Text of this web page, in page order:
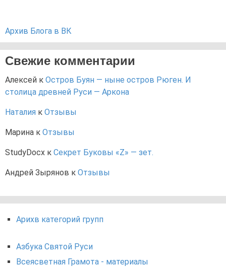
Архив Блога в ВК
Свежие комментарии
Алексей к Остров Буян — ныне остров Рюген. И
столица древней Руси — Аркона
Наталия к Отзывы
Марина к Отзывы
StudyDocx к Секрет Буковы «Z» — зет.
Андрей Зырянов к Отзывы
Арихв категорий групп
Азбука Святой Руси
Всеясветная Грамота - материалы